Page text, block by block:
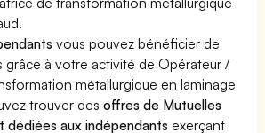
vous pouvez bénéficier de
grâce à votre activité de Opérateur /
métallurgique en laminage
trouver desoffres de Mutuelles
dédiées aux indépendants exerçant